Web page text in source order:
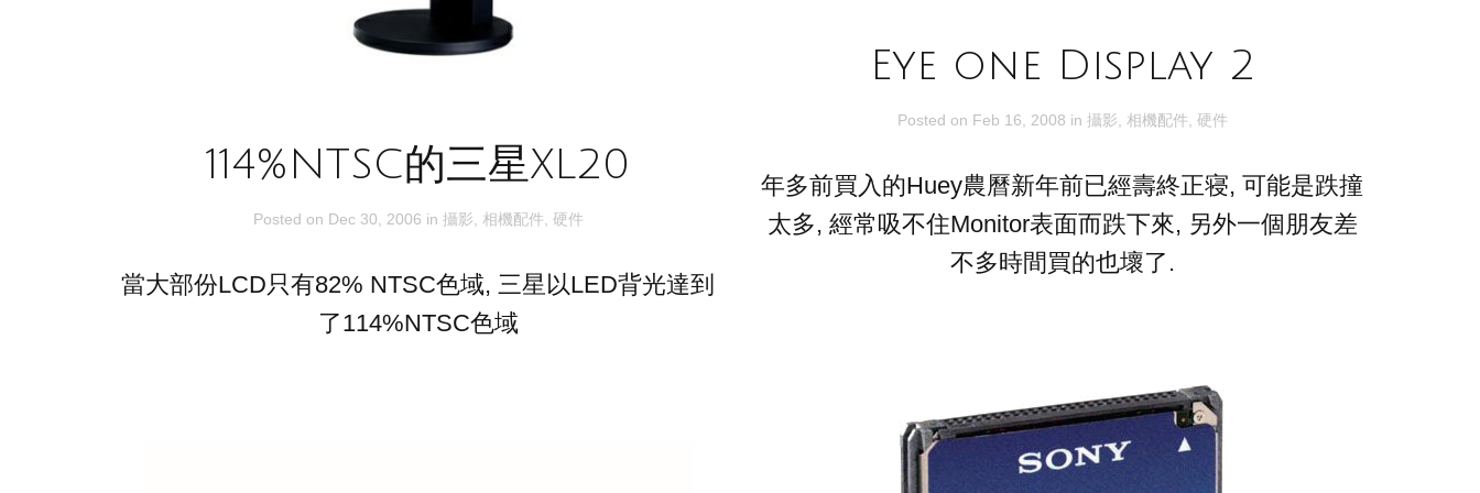
Eye one Display 2
Posted on Feb 16, 2008 in 攝影, 相機配件, 硬件
年多前買入的Huey農曆新年前已經壽終正寝, 可能是跌撞
太多, 經常吸不住Monitor表面而跌下來, 另外一個朋友差
不多時間買的也壞了.
114%NTSC的三星XL20
Posted on Dec 30, 2006 in 攝影 相機配件 硬件
當大部份LCD只有82% NTSC色域, 三星以LED背光達到
了114%NTSC色域